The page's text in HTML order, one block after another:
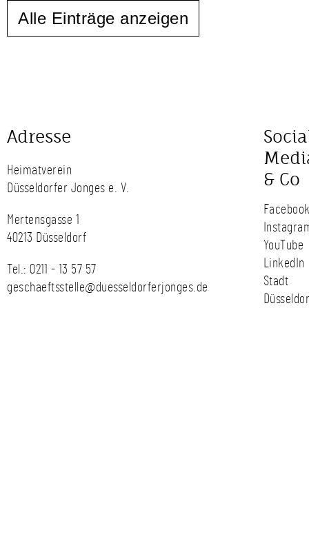
Alle Einträge anzeigen
Adresse
Heimatverein
Düsseldorfer Jonges e. V.
Mertensgasse 1
40213 Düsseldorf
Tel.: 0211 - 13 57 57
geschaeftsstelle@duesseldorferjonges.de
& Co
YouTube
LinkedIn
Stadt